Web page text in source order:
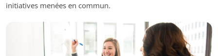
initiatives menées en commun.